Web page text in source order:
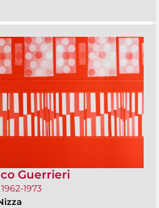
Guerrieri
1973